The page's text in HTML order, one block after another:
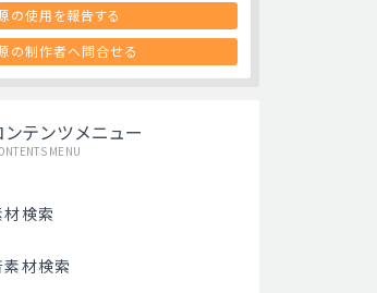
の使用を報告する
の制作者へ問合せる
ンテンツメニュー
MENU
検索
素材検索